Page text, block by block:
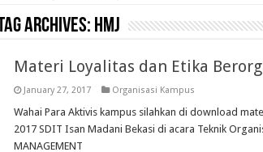
Archives: hmj
Materi Loyalitas dan Etika
January 27, 2017 Organisasi Kampus
Wahai Para Aktivis kampus silahkan di download
2017 SDIT Isan Madani Bekasi di acara Teknik
MANAGEMENT